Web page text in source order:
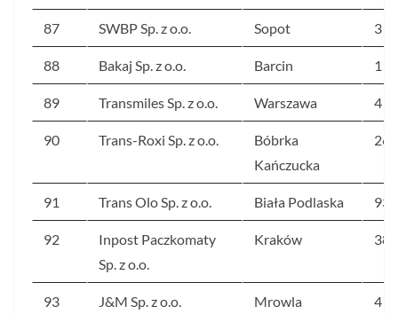
87 SWBP Sp. z o.o. Sopot 3
88 Bakaj Sp. z o.o. Barcin 1
89 Transmiles Sp. z o.o. Warszawa 4
90 Trans-Roxi Sp. z o.o.
Bóbrka
Kańczucka
265
91 Trans Olo Sp. z o.o. Biała Podlaska 93
92
Inpost Paczkomaty
Sp. z o.o.
Kraków 387
93 J&M Sp. z o.o. Mrowla 416